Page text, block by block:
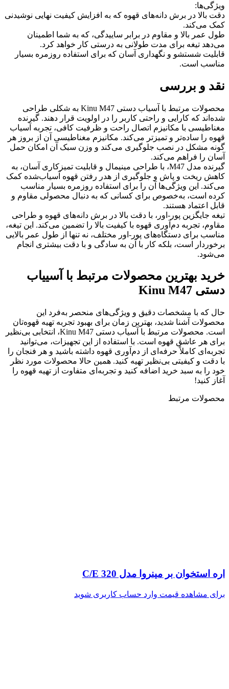
ویژگی‌ها:
دقت بالا در برش دانه‌های قهوه که به افزایش کیفیت نهایی نوشیدنی
کمک می‌کند.
طول عمر بالا و مقاوم در برابر ساییدگی، که به شما اطمینان
می‌دهد تیغه برای مدت طولانی به درستی کار خواهد کرد.
قابلیت شستشو و نگهداری آسان که برای استفاده روزمره بسیار
مناسب است.
نقد و بررسی
محصولات مرتبط با آسیاب دستی Kinu M47 به شکلی طراحی
شده‌اند که کارایی و راحتی کاربر را در اولویت قرار دهند. گیرنده
مغناطیسی با مکانیزم اتصال راحت و ظرفیت کافی، تجربه آسیاب
قهوه را ساده‌تر و تمیزتر می‌کند. مکانیزم مغناطیسی آن از بروز هر
گونه مشکل در نصب جلوگیری می‌کند و وزن سبک آن امکان حمل
آسان را فراهم می‌کند.
گیرنده مدل M47، با طراحی مینیمال و قابلیت تمیزکاری آسان، به
کاهش ریخت و پاش و جلوگیری از هدر رفتن قهوه آسیاب‌شده کمک
می‌کند. این ویژگی‌ها آن را برای استفاده روزمره بسیار مناسب
کرده است، به‌خصوص برای کسانی که به دنبال محصولی مقاوم و
قابل اعتماد هستند.
تیغه جایگزین پور-اور، با دقت بالا در برش دانه‌های قهوه و طراحی
مقاوم، تجربه دم‌آوری قهوه با کیفیت بالا را تضمین می‌کند. این تیغه،
مناسب برای دستگاه‌های پور-اور مختلف، نه تنها از طول عمر بالایی
برخوردار است، بلکه کار با آن به سادگی و با دقت بیشتری انجام
می‌شود.
خرید بهترین محصولات مرتبط با آسییاب
دستی Kinu M47
حال که با مشخصات دقیق و ویژگی‌های منحصر به‌فرد این
محصولات آشنا شدید، بهترین زمان برای بهبود تجربه تهیه قهوه‌تان
است. محصولات مرتبط با آسیاب دستی Kinu M47، انتخابی بی‌نظیر
برای هر عاشق قهوه است. با استفاده از این تجهیزات، می‌توانید
تجربه‌ای کاملاً حرفه‌ای از دم‌آوری قهوه داشته باشید و هر فنجان را
با دقت و کیفیتی بی‌نظیر تهیه کنید. همین حالا محصولات مورد نظر
خود را به سبد خرید اضافه کنید و تجربه‌ای متفاوت از تهیه قهوه را
آغاز کنید!
محصولات مرتبط
اره استخوان بر مینروا مدل C/E 320
برای مشاهده قیمت وارد حساب کاربری شوید